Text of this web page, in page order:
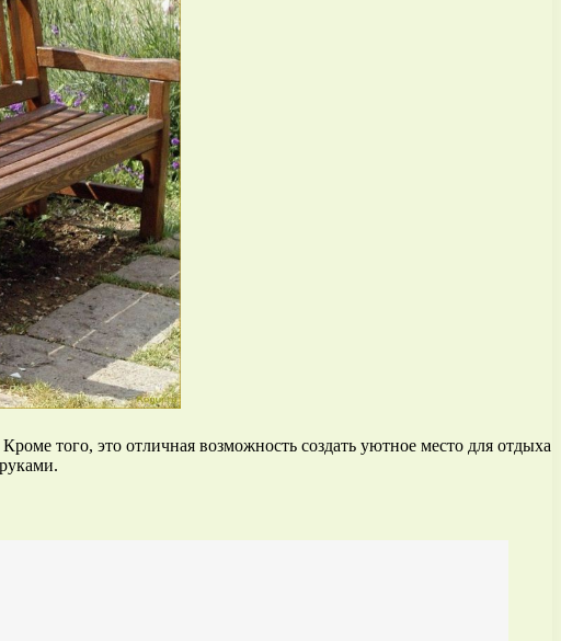
того, это отличная возможность создать уютное место для отдыха